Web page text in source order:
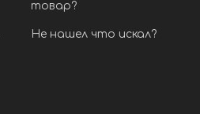
товар?
Не нашел что искал?